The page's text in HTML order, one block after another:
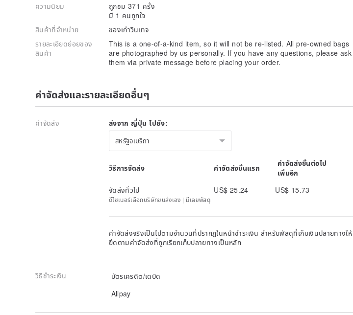
ความนิยม
ถูกชม 371 ครั้ง
มี 1 คนถูกใจ
สินค้าที่จำหน่าย
ของเก่าวินเทจ
รายละเอียดย่อยของ
สินค้า
This is a one-of-a-kind item, so it will not be re-listed. All pre-owned bags
are photographed by us personally. If you have any questions, please ask
them via private message before placing your order.
ค่าจัดส่งและรายละเอียดอื่นๆ
ค่าจัดส่ง ส่งจาก ญี่ปุ่น ไปยัง:
สหรัฐอเมริกา
วิธีการจัดส่ง ค่าจัดส่งชิ้นแรก
ค่าจัดส่งชิ้นต่อไป
เพิ่มอีก
จัดส่งทั่วไป
US$ 25.24 US$ 15.73
ดีไซเนอร์เลือกบริษัทขนส่งเอง | มีเลขพัสดุ
ค่าจัดส่งจริงเป็นไปตามจำนวนที่ปรากฏในหน้าชำระเงิน สำหรับพัสดุที่เก็บเงินปลายทางให้
ยึดตามค่าจัดส่งที่ถูกเรียกเก็บปลายทางเป็นหลัก
วิธีชำระเงิน
บัตรเครดิต/เดบิด
Alipay